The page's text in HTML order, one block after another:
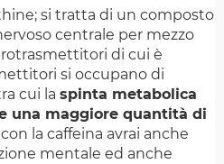
si tratta di un composto
centrale per mezzo
di cui è
si occupano di
cui la spinta metabolica
una maggiore quantità di
la caffeina avrai anche
mentale ed anche